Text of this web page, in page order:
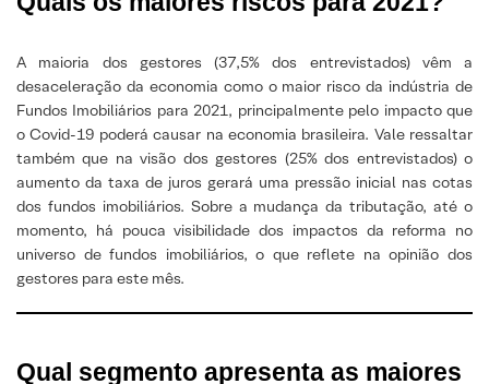
A maioria dos gestores (37,5% dos entrevistados) vêm a
desaceleração da economia como o maior risco da indústria de
Fundos Imobiliários para 2021, principalmente pelo impacto que
o Covid-19 poderá causar na economia brasileira. Vale ressaltar
também que na visão dos gestores (25% dos entrevistados) o
aumento da taxa de juros gerará uma pressão inicial nas cotas
dos fundos imobiliários. Sobre a mudança da tributação, até o
momento, há pouca visibilidade dos impactos da reforma no
universo de fundos imobiliários, o que reflete na opinião dos
gestores para este mês.
Qual segmento apresenta as maiores